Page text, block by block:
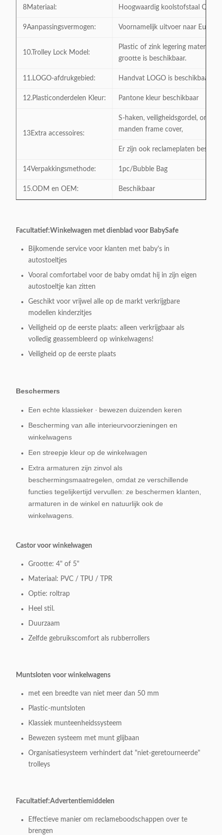
8Materiaal: Hoogwaardig koolstofstaal Q195
9Aanpassingsvermogen: Voornamelijk uitvoer naar
10.Trolley Lock Model:
Plastic of zink legering materiaal
grootte is beschikbaar.
11.LOGO-afdrukgebied: Handvat LOGO is beschikbaar
12.Plasticonderdelen Kleur: Pantone kleur beschikbaar
13Extra accessoires:
S-haken, veiligheidsgordel,
manden frame cover,
Er zijn ook reclameplaten
14Verpakkingsmethode: 1pc/Bubble Bag
15.ODM en OEM: Beschikbaar
Facultatief:Winkelwagen met dienblad voor BabySafe
Bijkomende service voor klanten met baby's in
autostoeltjes
Vooral comfortabel voor de baby omdat hij in zijn eigen
autostoeltje kan zitten
Geschikt voor vrijwel alle op de markt verkrijgbare
modellen kinderzitjes
Veiligheid op de eerste plaats: alleen verkrijgbaar als
volledig geassembleerd op winkelwagens!
Veiligheid op de eerste plaats
Beschermers
Een echte klassieker ∙ bewezen duizenden keren
Bescherming van alle interieurvoorzieningen en
winkelwagens
Een streepje kleur op de winkelwagen
Extra armaturen zijn zinvol als
beschermingsmaatregelen, omdat ze verschillende
functies tegelijkertijd vervullen: ze beschermen klanten,
armaturen in de winkel en natuurlijk ook de
winkelwagens.
Castor voor winkelwagen
Grootte: 4" of 5"
Materiaal: PVC / TPU / TPR
Optie: roltrap
Heel stil.
Duurzaam
Zelfde gebruikscomfort als rubberrollers
Muntsloten voor winkelwagens
met een breedte van niet meer dan 50 mm
Plastic-muntsloten
Klassiek munteenheidssysteem
Bewezen systeem met munt glijbaan
Organisatiesysteem verhindert dat "niet-geretourneerde"
trolleys
Facultatief:Advertentiemiddelen
Effectieve manier om reclameboodschappen over te
brengen